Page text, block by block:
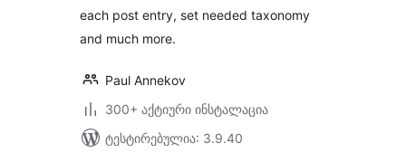
each post entry, set needed taxonomy
and much more.
Paul Annekov
300+ აქტიური ინსტალაცია
ტესტირებულია: 3.9.40